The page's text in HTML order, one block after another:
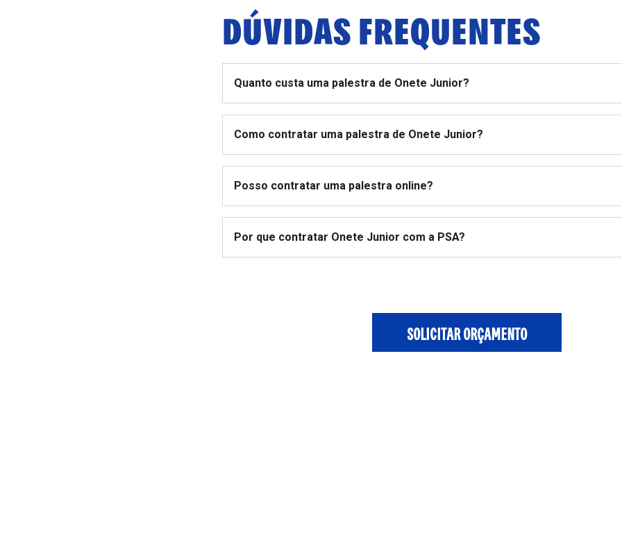
DÚVIDAS FREQUENTES
Quanto custa uma palestra de Onete Junior?
Como contratar uma palestra de Onete Junior?
Posso contratar uma palestra online?
Por que contratar Onete Junior com a PSA?
SOLICITAR ORÇAMENTO